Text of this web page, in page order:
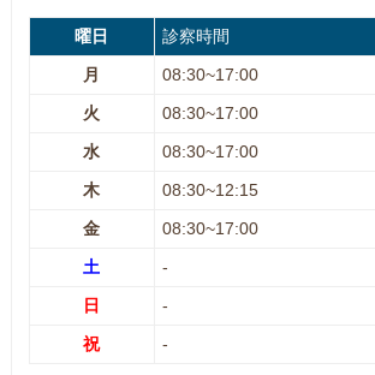
曜日
診察時間
月
08:30~17:00
火
08:30~17:00
水
08:30~17:00
木
08:30~12:15
金
08:30~17:00
土
-
日
-
祝
-